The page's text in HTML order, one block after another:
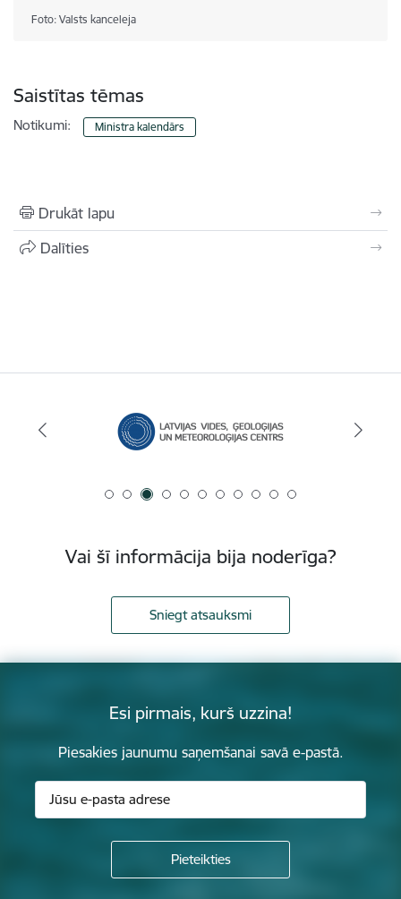
Foto: Valsts kanceleja
Saistītas tēmas
Notikumi: Ministra kalendārs
Drukāt lapu
Dalīties
Vai šī informācija bija noderīga?
Sniegt atsauksmi
Esi pirmais, kurš uzzina!
Piesakies jaunumu saņemšanai savā e-pastā.